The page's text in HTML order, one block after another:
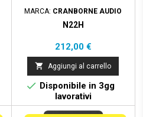
MARCA: CRANBORNE AUDIO
N22H
Prezzo
212,00 €
 Aggiungi al carrello
 Disponibile in 3gg
lavorativi